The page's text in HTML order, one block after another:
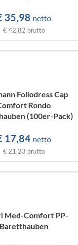
35,98 netto
€ 42,82 brutto
Foliodress Cap
Rondo
(100er-Pack)
17,84 netto
€ 21,23 brutto
Med-Comfort PP-
Baretthauben